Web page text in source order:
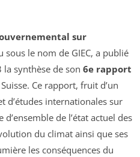
sur
sous le nom de GIEC, a publié
synthèse de son 6e rapport
Ce rapport, fruit d’un
d’études internationales sur
de l’état actuel des
du climat ainsi que ses
les conséquences du